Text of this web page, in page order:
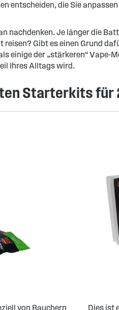
entscheiden, die Sie
nachdenken. Je länger die
Gibt es einen Grund
einige der „stärkeren“ Vape-
Ihres Alltags wird.
Starterkits
von Rauchern Dies ist